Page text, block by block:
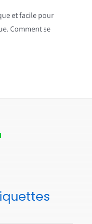
et facile pour
Comment se